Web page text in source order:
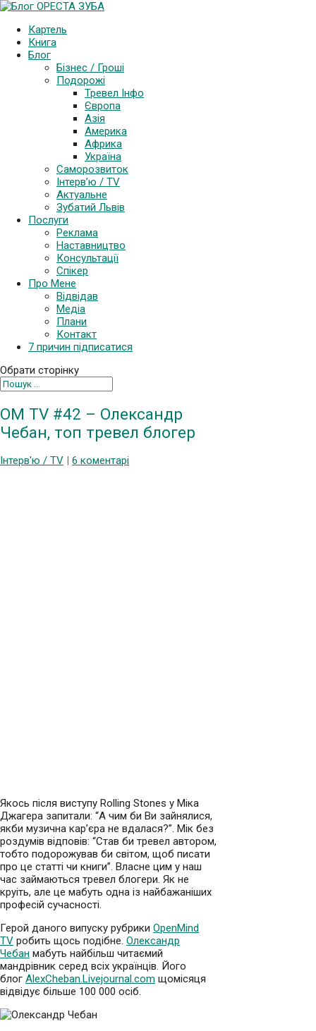
Картель
Книга
Блог
Бізнес / Гроші
Подорожі
Тревел Інфо
Європа
Азія
Америка
Африка
Україна
Саморозвиток
Інтерв’ю / TV
Актуальне
Зубатий Львів
Послуги
Реклама
Наставництво
Консультації
Спікер
Про Мене
Відвідав
Медіа
Плани
Контакт
7 причин підписатися
Обрати сторінку
OM TV #42 – Олександр
Чебан, топ тревел блогер
Інтерв'ю / TV 6 коментарі
Якось після виступу Rolling Stones у Міка
Джагера запитали: “А чим би Ви зайнялися,
якби музична кар’єра не вдалася?”. Мік без
роздумів відповів: “Став би тревел автором,
тобто подорожував би світом, щоб писати
про це статті чи книги”. Власне цим у наш
час займаються тревел блогери. Як не
круіть, але це мабуть одна із найбажаніших
професій сучасності.
Герой даного випуску рубрики OpenMind
TV робить щось подібне. Олександр
Чебан мабуть найбільш читаємий
мандрівник серед всіх українців. Його
блог AlexCheban.Livejournal.com щомісяця
відвідує більше 100 000 осіб.